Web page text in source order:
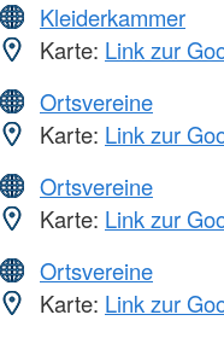
Kleiderkammer
Karte: Link zur
Ortsvereine
Karte: Link zur
Ortsvereine
Karte: Link zur
Ortsvereine
Karte: Link zur